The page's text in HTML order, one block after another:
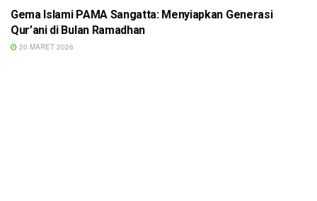
Gema Islami PAMA Sangatta: Menyiapkan Generasi
Qur’ani di Bulan Ramadhan
20 MARET 2026